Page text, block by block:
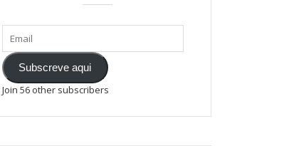
Subscreve aqui
Join 56 other subscribers